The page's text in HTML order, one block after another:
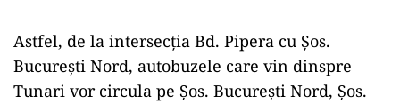
Astfel, de la intersecţia Bd. Pipera cu Şos.
Bucureşti Nord, autobuzele care vin dinspre
Tunari vor circula pe Şos. Bucureşti Nord, Şos.